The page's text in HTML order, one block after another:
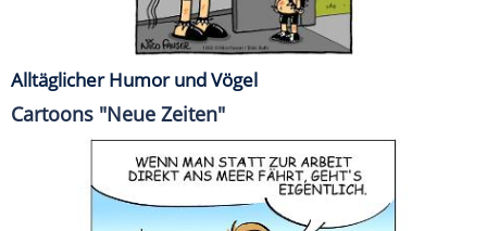
Alltäglicher Humor und Vögel
Cartoons "Neue Zeiten"